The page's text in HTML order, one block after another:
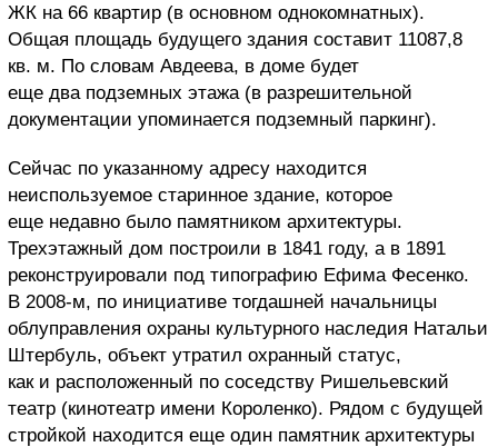
ЖК на 66 квартир (в основном однокомнатных).
Общая площадь будущего здания составит 11087,8
кв. м. По словам Авдеева, в доме будет
еще два подземных этажа (в разрешительной
документации упоминается подземный паркинг).
Сейчас по указанному адресу находится
неиспользуемое старинное здание, которое
еще недавно было памятником архитектуры.
Трехэтажный дом построили в 1841 году, а в 1891
реконструировали под типографию Ефима Фесенко.
В 2008-м, по инициативе тогдашней начальницы
облуправления охраны культурного наследия Натальи
Штербуль, объект утратил охранный статус,
как и расположенный по соседству Ришельевский
театр (кинотеатр имени Короленко). Рядом с будущей
стройкой находится еще один памятник архитектуры